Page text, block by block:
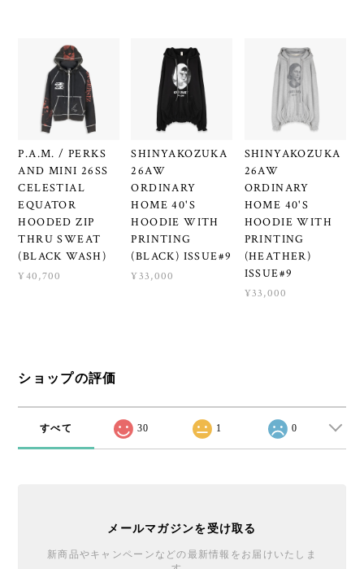
P.A.M. / PERKS
AND MINI 26SS
CELESTIAL
EQUATOR
HOODED ZIP
THRU SWEAT
(BLACK WASH)
¥40,700
SHINYAKOZUKA
26AW
ORDINARY
HOME 40'S
HOODIE WITH
PRINTING
(BLACK) ISSUE#9
¥33,000
SHINYAKOZUKA
26AW
ORDINARY
HOME 40'S
HOODIE WITH
PRINTING
(HEATHER)
ISSUE#9
¥33,000
ショップの評価
すべて 30 1 0
メールマガジンを受け取る
新商品やキャンペーンなどの最新情報をお届けいたしま